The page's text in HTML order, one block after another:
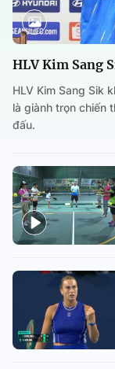
HLV Kim Sang
HLV Kim Sang Sik
là giành trọn chiến
đấu.